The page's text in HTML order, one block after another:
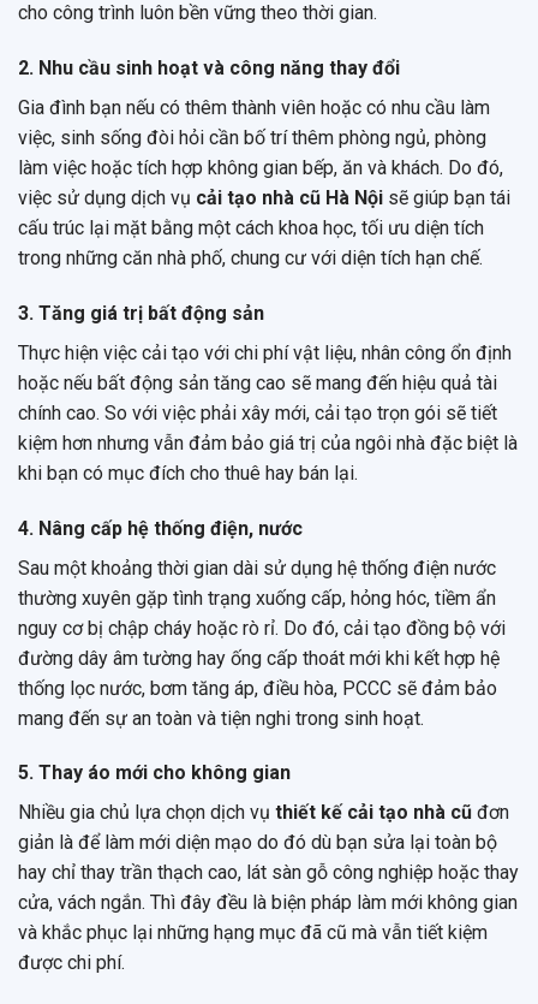
cho công trình luôn bền vững theo thời gian.
2. Nhu cầu sinh hoạt và công năng thay đổi
Gia đình bạn nếu có thêm thành viên hoặc có nhu cầu làm
việc, sinh sống đòi hỏi cần bố trí thêm phòng ngủ, phòng
làm việc hoặc tích hợp không gian bếp, ăn và khách. Do đó,
việc sử dụng dịch vụ cải tạo nhà cũ Hà Nội sẽ giúp bạn tái
cấu trúc lại mặt bằng một cách khoa học, tối ưu diện tích
trong những căn nhà phố, chung cư với diện tích hạn chế.
3. Tăng giá trị bất động sản
Thực hiện việc cải tạo với chi phí vật liệu, nhân công ổn định
hoặc nếu bất động sản tăng cao sẽ mang đến hiệu quả tài
chính cao. So với việc phải xây mới, cải tạo trọn gói sẽ tiết
kiệm hơn nhưng vẫn đảm bảo giá trị của ngôi nhà đặc biệt là
khi bạn có mục đích cho thuê hay bán lại.
4. Nâng cấp hệ thống điện, nước
Sau một khoảng thời gian dài sử dụng hệ thống điện nước
thường xuyên gặp tình trạng xuống cấp, hỏng hóc, tiềm ẩn
nguy cơ bị chập cháy hoặc rò rỉ. Do đó, cải tạo đồng bộ với
đường dây âm tường hay ống cấp thoát mới khi kết hợp hệ
thống lọc nước, bơm tăng áp, điều hòa, PCCC sẽ đảm bảo
mang đến sự an toàn và tiện nghi trong sinh hoạt.
5. Thay áo mới cho không gian
Nhiều gia chủ lựa chọn dịch vụ thiết kế cải tạo nhà cũ đơn
giản là để làm mới diện mạo do đó dù bạn sửa lại toàn bộ
hay chỉ thay trần thạch cao, lát sàn gỗ công nghiệp hoặc thay
cửa, vách ngắn. Thì đây đều là biện pháp làm mới không gian
và khắc phục lại những hạng mục đã cũ mà vẫn tiết kiệm
được chi phí.